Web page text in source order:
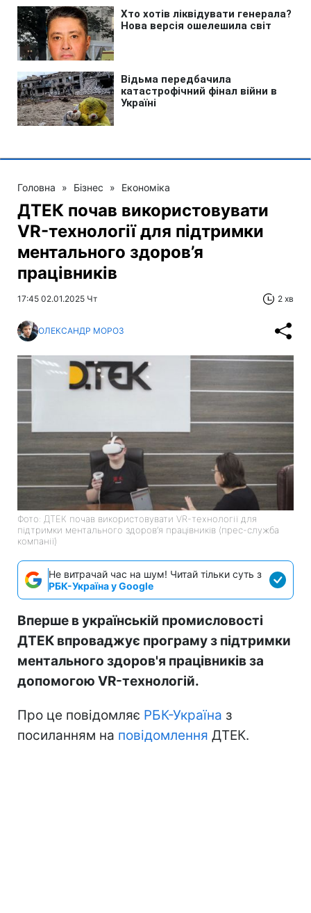
Головна » Бізнес » Економіка
ДТЕК почав використовувати
VR-технології для підтримки
ментального здоров’я
працівників
17:45 02.01.2025 Чт 2 хв
ОЛЕКСАНДР МОРОЗ
Фото: ДТЕК почав використовувати VR-технології для
підтримки ментального здоров’я працівників (прес-служба
компанії)
Не витрачай час на шум! Читай тільки суть з
РБК-Україна у Google
Вперше в українській промисловості
ДТЕК впроваджує програму з підтримки
ментального здоров'я працівників за
допомогою VR-технологій.
Про це повідомляє РБК-Україна з
посиланням на повідомлення ДТЕК.